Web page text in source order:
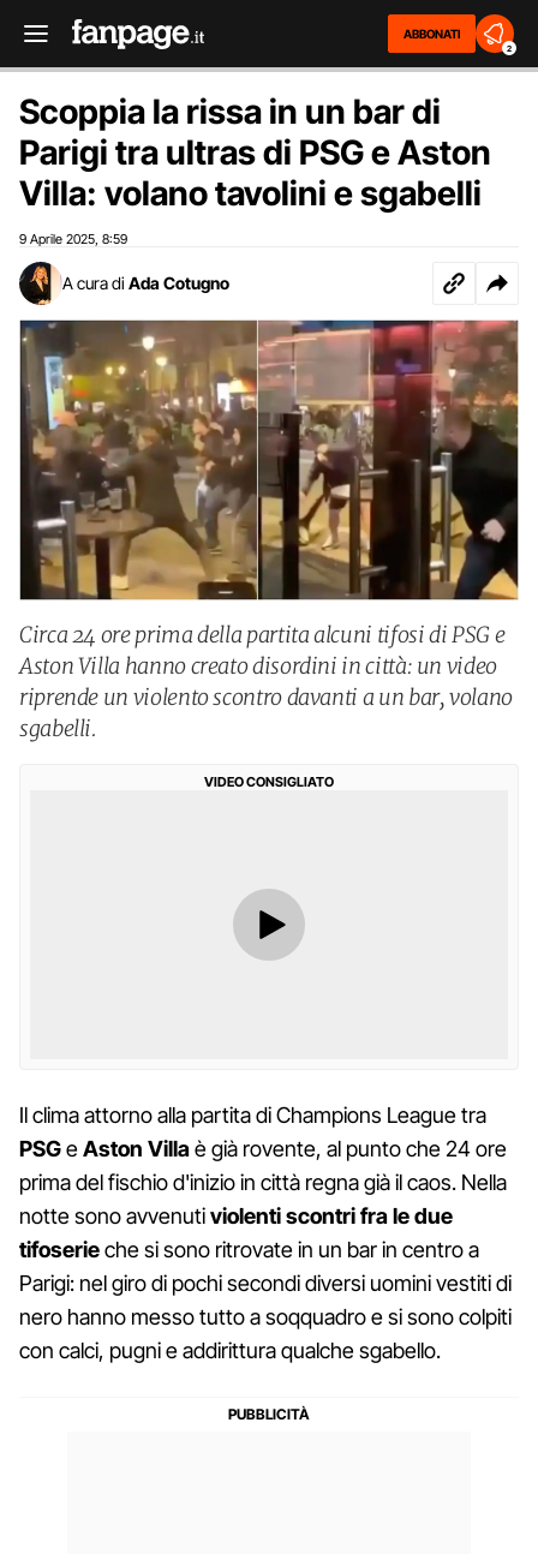
ABBONATI
2
Scoppia la rissa in un bar di
Parigi tra ultras di PSG e Aston
Villa: volano tavolini e sgabelli
9 Aprile 2025 8:59
A cura di Ada Cotugno
Circa 24 ore prima della partita alcuni tifosi di PSG e
Aston Villa hanno creato disordini in città: un video
riprende un violento scontro davanti a un bar, volano
sgabelli.
VIDEO CONSIGLIATO
Il clima attorno alla partita di Champions League tra
PSGeAston Villaè già rovente, al punto che 24 ore
prima del fischio d'inizio in città regna già il caos. Nella
notte sono avvenutiviolenti scontri fra le due
tifoserieche si sono ritrovate in un bar in centro a
Parigi: nel giro di pochi secondi diversi uomini vestiti di
nero hanno messo tutto a soqquadro e si sono colpiti
con calci, pugni e addirittura qualche sgabello.